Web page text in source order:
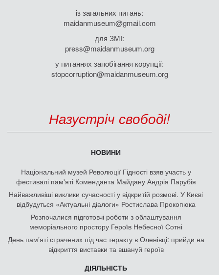
із загальних питань:
maidanmuseum@gmail.com
для ЗМІ:
press@maidanmuseum.org
у питаннях запобігання корупції:
stopcorruption@maidanmuseum.org
Назустріч свободі!
НОВИНИ
Національний музей Революції Гідності взяв участь у
фестивалі пам'яті Коменданта Майдану Андрія Парубія
Найважливіші виклики сучасності у відкритій розмові. У Києві
відбудуться «Актуальні діалоги» Ростислава Прокопюка
Розпочалися підготовчі роботи з облаштування
меморіального простору Героїв Небесної Сотні
День памʼяті страчених під час теракту в Оленівці: прийди на
відкриття виставки та вшануй героїв
ДІЯЛЬНІСТЬ